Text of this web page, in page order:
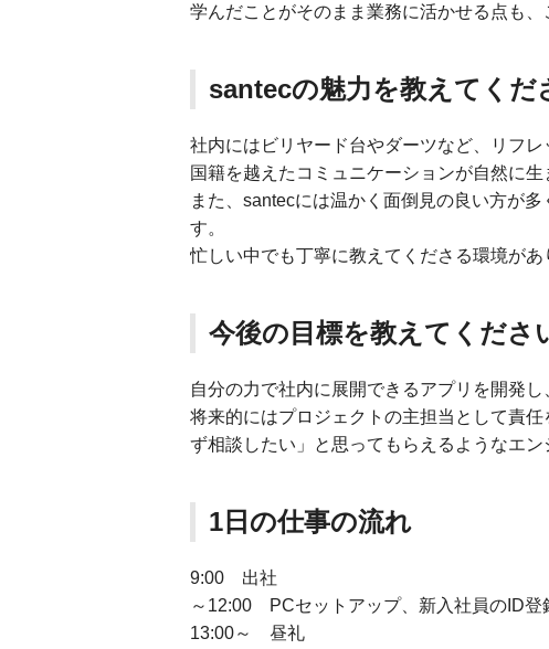
学んだことがそのまま業務に活かせる点も、
santecの魅力を教えてくだ
社内にはビリヤード台やダーツなど、リフ
国籍を越えたコミュニケーションが自然に生
また、santecには温かく面倒見の良い方が
す。
忙しい中でも丁寧に教えてくださる環境が
今後の目標を教えてくださ
自分の力で社内に展開できるアプリを開発
将来的にはプロジェクトの主担当として責
ず相談したい」と思ってもらえるようなエン
1日の仕事の流れ
9:00 出社
～12:00 PCセットアップ、新入社員のID登
13:00～ 昼礼